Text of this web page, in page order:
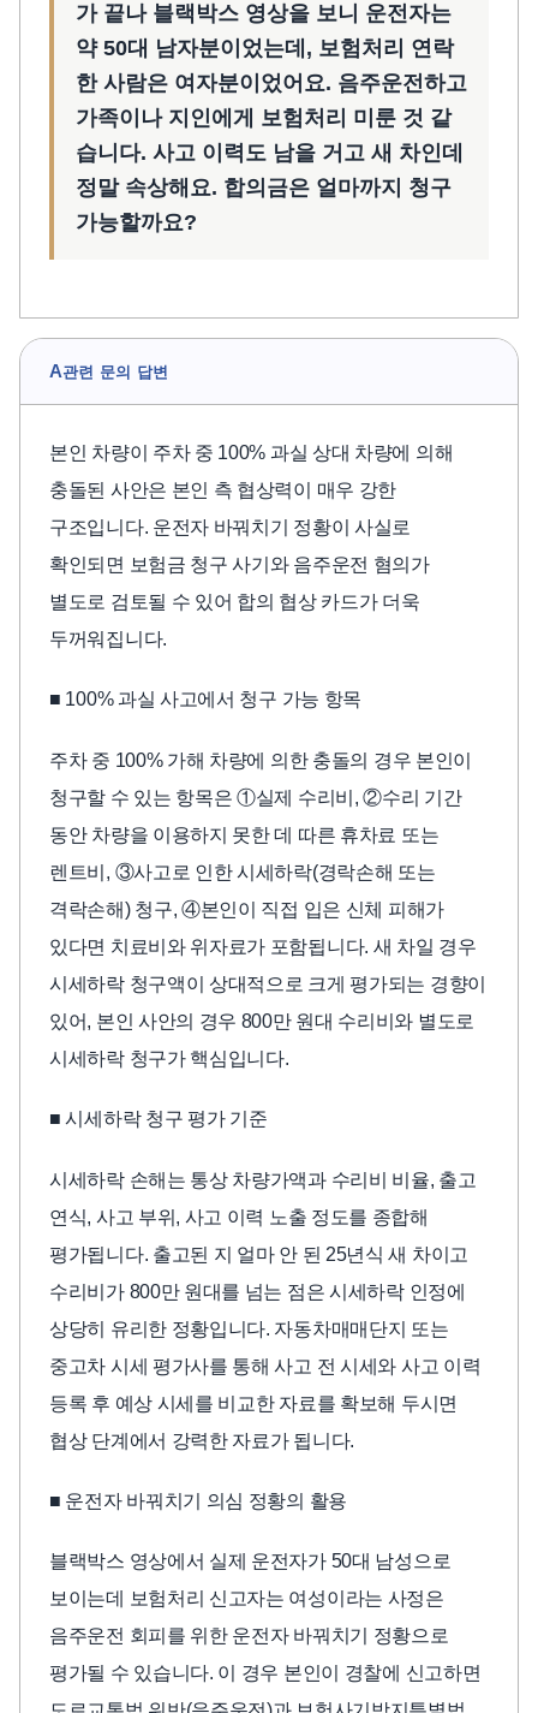
가 끝나 블랙박스 영상을 보니 운전자는
약 50대 남자분이었는데, 보험처리 연락
한 사람은 여자분이었어요. 음주운전하고
가족이나 지인에게 보험처리 미룬 것 같
습니다. 사고 이력도 남을 거고 새 차인데
정말 속상해요. 합의금은 얼마까지 청구
가능할까요?
A관련 문의 답변
본인 차량이 주차 중 100% 과실 상대 차량에 의해
충돌된 사안은 본인 측 협상력이 매우 강한
구조입니다. 운전자 바꿔치기 정황이 사실로
확인되면 보험금 청구 사기와 음주운전 혐의가
별도로 검토될 수 있어 합의 협상 카드가 더욱
두꺼워집니다.
■ 100% 과실 사고에서 청구 가능 항목
주차 중 100% 가해 차량에 의한 충돌의 경우 본인이
청구할 수 있는 항목은 ①실제 수리비, ②수리 기간
동안 차량을 이용하지 못한 데 따른 휴차료 또는
렌트비, ③사고로 인한 시세하락(경락손해 또는
격락손해) 청구, ④본인이 직접 입은 신체 피해가
있다면 치료비와 위자료가 포함됩니다. 새 차일 경우
시세하락 청구액이 상대적으로 크게 평가되는 경향이
있어, 본인 사안의 경우 800만 원대 수리비와 별도로
시세하락 청구가 핵심입니다.
■ 시세하락 청구 평가 기준
시세하락 손해는 통상 차량가액과 수리비 비율, 출고
연식, 사고 부위, 사고 이력 노출 정도를 종합해
평가됩니다. 출고된 지 얼마 안 된 25년식 새 차이고
수리비가 800만 원대를 넘는 점은 시세하락 인정에
상당히 유리한 정황입니다. 자동차매매단지 또는
중고차 시세 평가사를 통해 사고 전 시세와 사고 이력
등록 후 예상 시세를 비교한 자료를 확보해 두시면
협상 단계에서 강력한 자료가 됩니다.
■ 운전자 바꿔치기 의심 정황의 활용
블랙박스 영상에서 실제 운전자가 50대 남성으로
보이는데 보험처리 신고자는 여성이라는 사정은
음주운전 회피를 위한 운전자 바꿔치기 정황으로
평가될 수 있습니다. 이 경우 본인이 경찰에 신고하면